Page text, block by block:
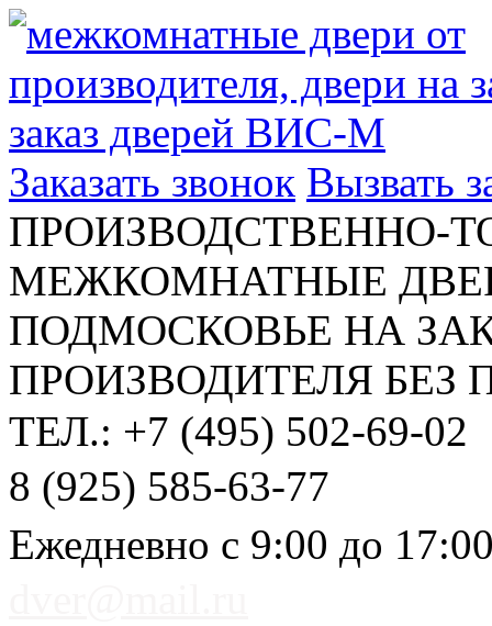
Заказать звонок Вызвать
ПРОИЗВОДСТВЕННО-
МЕЖКОМНАТНЫЕ
ПОДМОСКОВЬЕ НА
ПРОИЗВОДИТЕЛЯ БЕЗ
ТЕЛ.: +7 (495) 502-69-02
8 (925) 585-63-77
Ежедневно с 9:00 до